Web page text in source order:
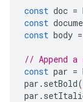
const doc =
const
const body =
// Append a
const par =
par . setBold(
par .